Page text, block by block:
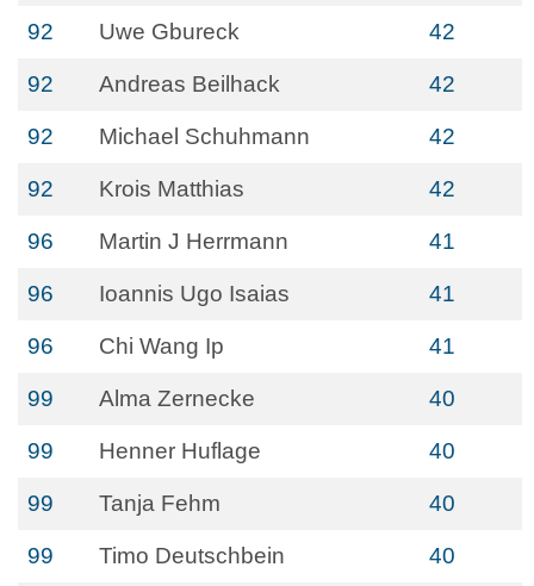
92 Uwe Gbureck 42
92 Andreas Beilhack 42
92 Michael Schuhmann 42
92 Krois Matthias 42
96 Martin J Herrmann 41
96 Ioannis Ugo Isaias 41
96 Chi Wang Ip 41
99 Alma Zernecke 40
99 Henner Huflage 40
99 Tanja Fehm 40
99 Timo Deutschbein 40